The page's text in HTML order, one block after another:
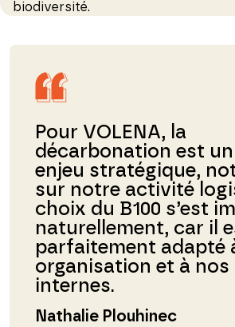
biodiversité.
Pour VOLENA, la
décarbonation est
enjeu stratégique,
sur notre activité
choix du B100 s’est
naturellement, car il
parfaitement adapté
organisation et à nos
internes.
Nathalie Plouhinec